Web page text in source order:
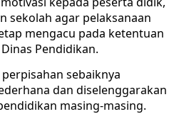
sekolah agar pelaksanaan
mengacu pada ketentuan
Pendidikan.
sebaiknya
dan diselenggarakan
masing-masing.